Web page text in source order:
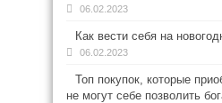
06.02.2023
Как вести себя на
06.02.2023
Топ покупок, которые
не могут себе позволить